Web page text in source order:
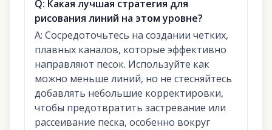
Q: Какая лучшая стратегия для
рисования линий на этом уровне?
A: Сосредоточьтесь на создании четких,
плавных каналов, которые эффективно
направляют песок. Используйте как
можно меньше линий, но не стесняйтесь
добавлять небольшие корректировки,
чтобы предотвратить застревание или
рассеивание песка, особенно вокруг